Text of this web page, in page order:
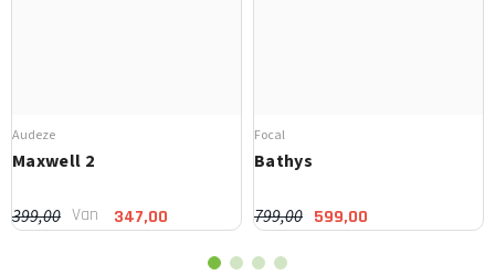
Audeze
Maxwell 2
399,00 Van 347,00
Focal
Bathys
799,00 599,00